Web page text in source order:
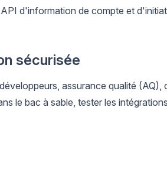
d'information de compte et
sécurisée
assurance qualité
le bac à sable, tester les